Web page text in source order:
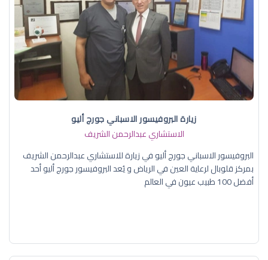
زيارة البروفيسور الاسباني جورج أليو
الاستشاري عبدالرحمن الشريف
البروفيسور الاسباني جورج أليو في زيارة للاستشاري عبدالرحمن الشريف
بمركز قلوبال لرعاية العين في الرياض و يُعد البروفيسور جورج أليو أحد
أفضل 100 طبيب عيون في العالم